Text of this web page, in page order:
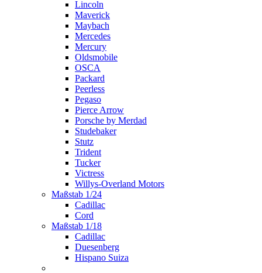
Lincoln
Maverick
Maybach
Mercedes
Mercury
Oldsmobile
OSCA
Packard
Peerless
Pegaso
Pierce Arrow
Porsche by Merdad
Studebaker
Stutz
Trident
Tucker
Victress
Willys-Overland Motors
Maßstab 1/24
Cadillac
Cord
Maßstab 1/18
Cadillac
Duesenberg
Hispano Suiza